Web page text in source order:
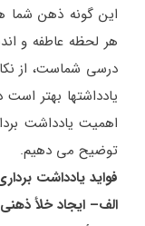
این گونه ذهن شما
هر لحظه عاطفه و
درسی شماست، از
یادداشتها بهتر
اهمیت یادداشت
توضیح می دهیم.
فواید یادداشت
الف– ایجاد خلأ ذهنی